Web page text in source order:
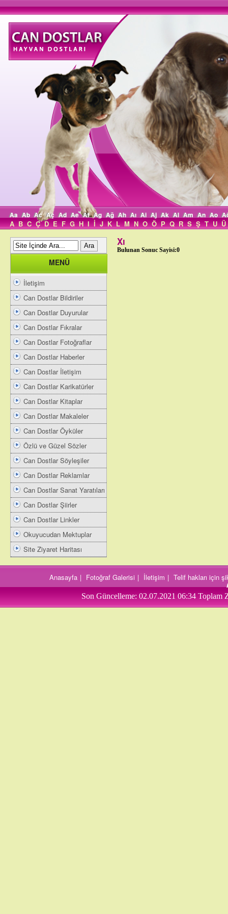
Aa Ab Ac Aç Ad Ae Af Ag Ağ Ah Aı Ai Aj Ak Al Am An Ao
A B C Ç D E F G H I İ J K L M N O Ö P Q R S Ş T U Ü
MENÜ
İletişim
Can Dostlar Bildiriler
Can Dostlar Duyurular
Can Dostlar Fıkralar
Can Dostlar Fotoğraflar
Can Dostlar Haberler
Can Dostlar İletişim
Can Dostlar Karikatürler
Can Dostlar Kitaplar
Can Dostlar Makaleler
Can Dostlar Öyküler
Özlü ve Güzel Sözler
Can Dostlar Söyleşiler
Can Dostlar Reklamlar
Can Dostlar Sanat Yaratıları
Can Dostlar Şiirler
Can Dostlar Linkler
Okuyucudan Mektuplar
Site Ziyaret Haritası
Xı
Bulunan Sonuc Sayisi:0
Anasayfa | Fotoğraf Galerisi | İletişim | Telif hakları için
Son Güncelleme: 02.07.2021 06:34 Toplam